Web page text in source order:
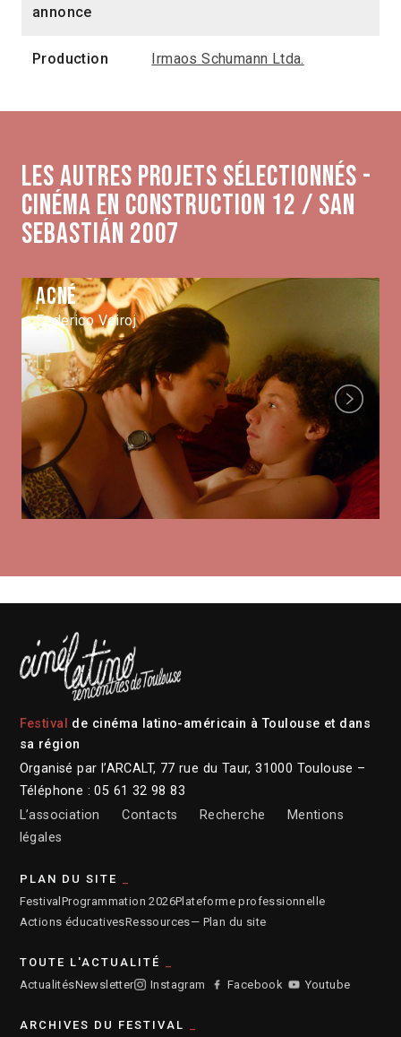
annonce
Production Irmaos Schumann Ltda.
Les autres projets sélectionnés -
Cinéma en construction 12 / San
Sebastián 2007
Acné
Federico Veiroj
Next
Festival
de cinéma latino-américain à Toulouse et dans
sa région
Organisé par l’ARCALT, 77 rue du Taur, 31000 Toulouse –
Téléphone : 05 61 32 98 83
L’association
Contacts Recherche
Mentions
légales
PLAN DU SITE
Festival Programmation 2026Plateforme professionnelle
Actions éducativesRessources— Plan du site
TOUTE L'ACTUALITÉ
ActualitésNewsletter Instagram Facebook Youtube
ARCHIVES DU FESTIVAL